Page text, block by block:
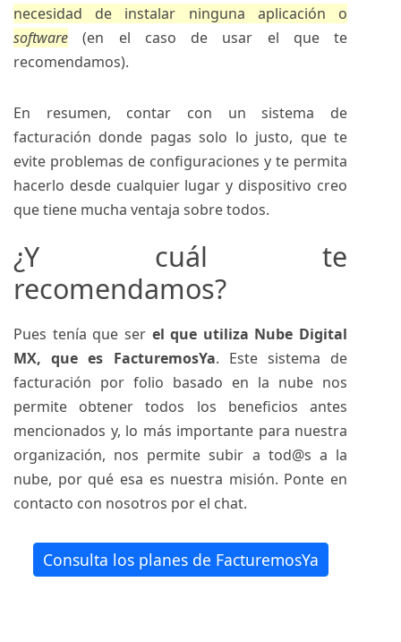
necesidad de instalar ninguna aplicación o
software
(en el caso de usar el que te
recomendamos).
En resumen, contar con un sistema de
facturación donde pagas solo lo justo, que te
evite problemas de configuraciones y te permita
hacerlo desde cualquier lugar y dispositivo creo
que tiene mucha ventaja sobre todos.
¿Y cuál te
recomendamos?
Pues tenía que ser el que utiliza Nube Digital
MX, que es FacturemosYa. Este sistema de
facturación por folio basado en la nube nos
permite obtener todos los beneficios antes
mencionados y, lo más importante para nuestra
organización, nos permite subir a tod@s a la
nube, por qué esa es nuestra misión. Ponte en
contacto con nosotros por el chat.
Consulta los planes de FacturemosYa